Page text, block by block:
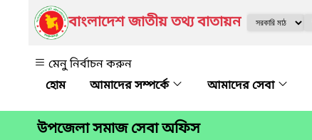
বাংলাদেশ জাতীয় তথ্য বাতায়ন
মেনু নির্বাচন করুন
আমাদের সম্পর্কে
আমাদের সেবা
উপজেলা সমাজ সেবা অফিস